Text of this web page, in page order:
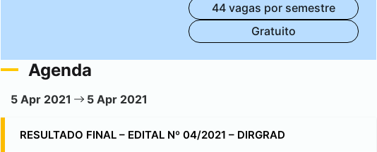
44 vagas por semestre
Gratuito
Agenda
5 Apr 2021 5 Apr 2021
RESULTADO FINAL – EDITAL Nº 04/2021 – DIRGRAD